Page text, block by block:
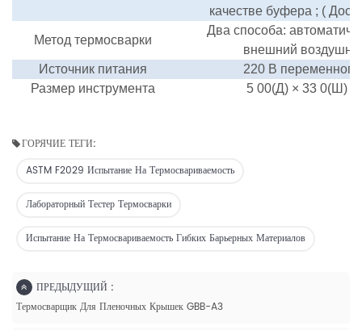
качестве буфера ; (
Метод термосварки
Два способа:
внешний
Источник питания
220 В переменного
Размер инструмента
5 00(Д) × 33 0(Ш)
ГОРЯЧИЕ ТЕГИ:
ASTM F2029 Испытание На Термосвариваемость
Лабораторный Тестер Термосварки
Испытание На Термосвариваемость Гибких Барьерных Материалов
ПРЕДЫДУЩИЙ :
Термосварщик Для Пленочных Крышек GBB-A3